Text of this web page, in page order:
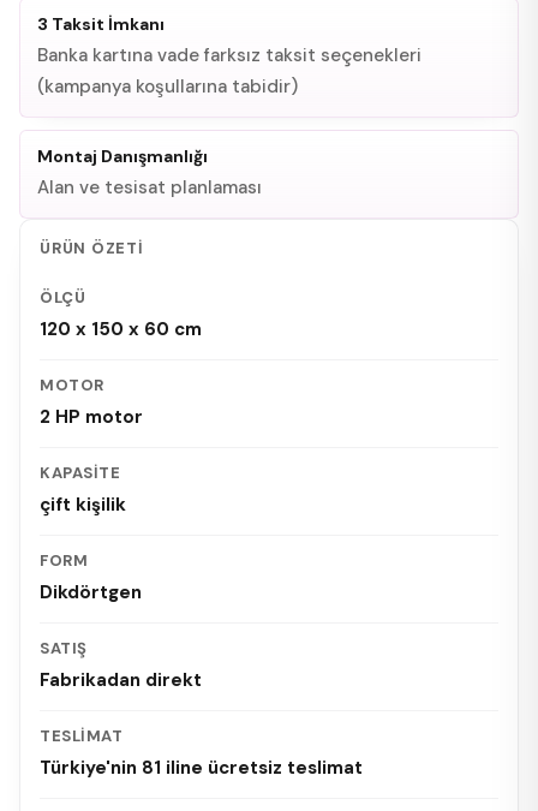
3 Taksit İmkanı
Banka kartına vade farksız taksit seçenekleri
(kampanya koşullarına tabidir)
Montaj Danışmanlığı
Alan ve tesisat planlaması
ÜRÜN ÖZETI
ÖLÇÜ
120 x 150 x 60 cm
MOTOR
2 HP motor
KAPASITE
çift kişilik
FORM
Dikdörtgen
SATIŞ
Fabrikadan direkt
TESLIMAT
Türkiye'nin 81 iline ücretsiz teslimat